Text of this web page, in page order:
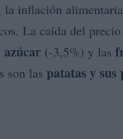
la inflación
La caída del
azúcar (-3,5%) y las
son las patatas y sus